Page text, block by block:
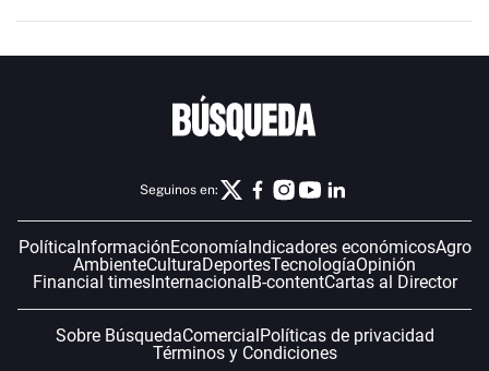
Seguinos en:
PolíticaInformaciónEconomíaIndicadores económicosAgro
AmbienteCulturaDeportesTecnologíaOpinión
Financial timesInternacionalB-contentCartas al Director
Sobre BúsquedaComercialPolíticas de privacidad
Términos y Condiciones